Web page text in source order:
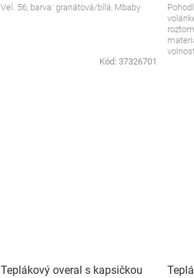
Vel. 56, barva: granátová/bílá, Mbaby
Kód: 37326701
Teplákový overal s kapsičkou